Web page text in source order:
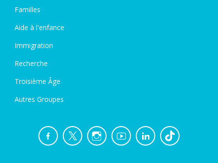
Familles
Aide à l'enfance
Immigration
Recherche
Troisième Âge
Autres Groupes